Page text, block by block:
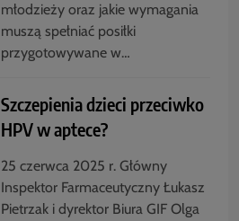
młodzieży oraz jakie wymagania
muszą spełniać posiłki
przygotowywane w…
Szczepienia dzieci przeciwko
HPV w aptece?
25 czerwca 2025 r. Główny
Inspektor Farmaceutyczny Łukasz
Pietrzak i dyrektor Biura GIF Olga